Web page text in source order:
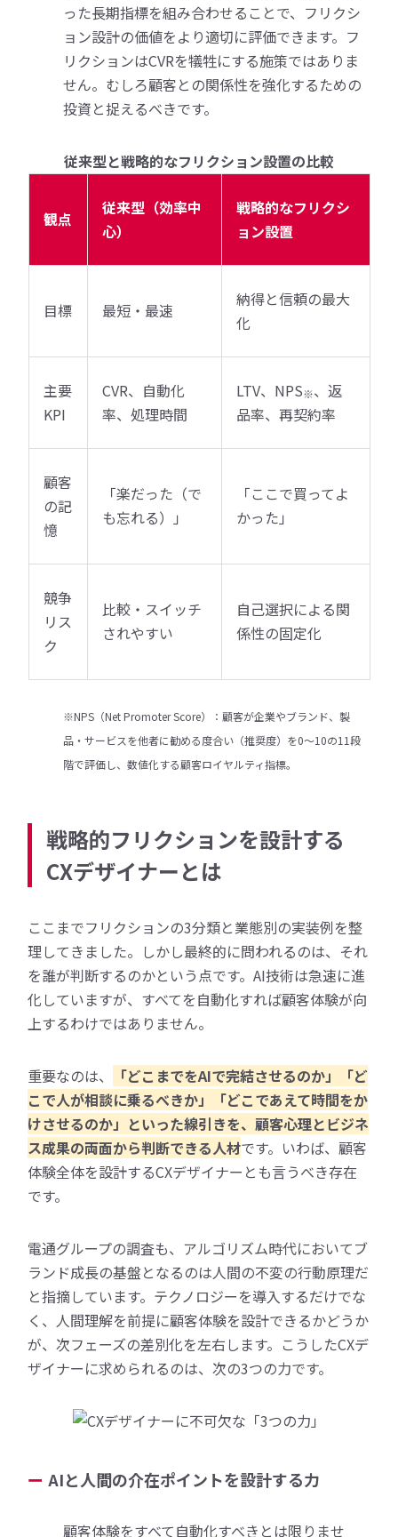
った長期指標を組み合わせることで、フリクシ
ョン設計の価値をより適切に評価できます。フ
リクションはCVRを犠牲にする施策ではありま
せん。むしろ顧客との関係性を強化するための
投資と捉えるべきです。
従来型と戦略的なフリクション設置の比較
観点
従来型（効率中
心）
戦略的なフリクシ
ョン設置
目標 最短・最速
納得と信頼の最大
化
主要
KPI
CVR、自動化
率、処理時間
LTV、NPS※、返
品率、再契約率
顧客
の記
憶
「楽だった（で
も忘れる）」
「ここで買ってよ
かった」
競争
リス
ク
比較・スイッチ
されやすい
自己選択による関
係性の固定化
※NPS（Net Promoter Score）：顧客が企業やブランド、製
品・サービスを他者に勧める度合い（推奨度）を0〜10の11段
階で評価し、数値化する顧客ロイヤルティ指標。
戦略的フリクションを設計する
CXデザイナーとは
ここまでフリクションの3分類と業態別の実装例を整
理してきました。しかし最終的に問われるのは、それ
を誰が判断するのかという点です。AI技術は急速に進
化していますが、すべてを自動化すれば顧客体験が向
上するわけではありません。
重要なのは、
「どこまでをAIで完結させるのか」「ど
こで人が相談に乗るべきか」「どこであえて時間をか
けさせるのか」といった線引きを、顧客心理とビジネ
ス成果の両面から判断できる人材です。いわば、顧客
体験全体を設計するCXデザイナーとも言うべき存在
です。
電通グループの調査も、アルゴリズム時代においてブ
ランド成長の基盤となるのは人間の不変の行動原理だ
と指摘しています。テクノロジーを導入するだけでな
く、人間理解を前提に顧客体験を設計できるかどうか
が、次フェーズの差別化を左右します。こうしたCXデ
ザイナーに求められるのは、次の3つの力です。
AIと人間の介在ポイントを設計する力
顧客体験をすべて自動化すべきとは限りませ